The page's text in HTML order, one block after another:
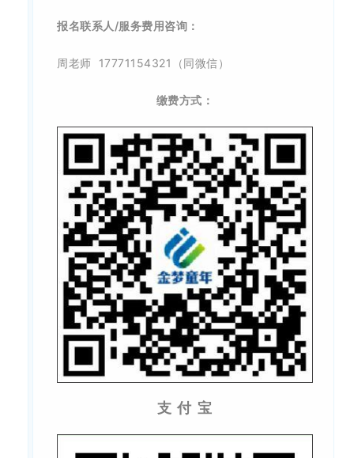
报名联系人/服务费用咨询：
周老师 17771154321（同微信）
缴费方式：
支 付 宝